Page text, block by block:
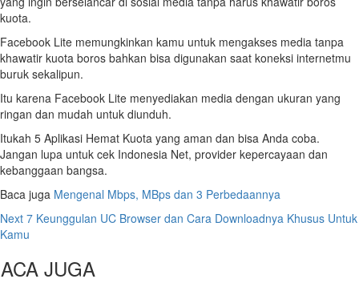
kuota.
Facebook Lite memungkinkan kamu untuk mengakses media tanpa
khawatir kuota boros bahkan bisa digunakan saat koneksi internetmu
buruk sekalipun.
Itu karena Facebook Lite menyediakan media dengan ukuran yang
ringan dan mudah untuk diunduh.
Itukah 5 Aplikasi Hemat Kuota yang aman dan bisa Anda coba.
Jangan lupa untuk cek Indonesia Net, provider kepercayaan dan
kebanggaan bangsa.
Baca juga Mengenal Mbps, MBps dan 3 Perbedaannya
Continue
Reading
Next 7 Keunggulan UC Browser dan Cara Downloadnya Khusus Untuk
Kamu
JUGA